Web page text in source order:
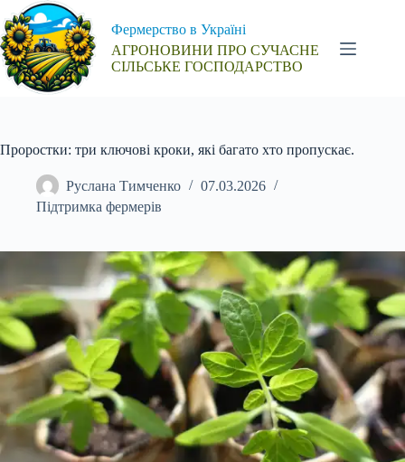
Перейти
до
вмісту
Фермерство в Україні
АГРОНОВИНИ ПРО СУЧАСНЕ
СІЛЬСЬКЕ ГОСПОДАРСТВО
Проростки: три ключові кроки, які багато хто пропускає.
Руслана Тимченко
07.03.2026
Підтримка фермерів